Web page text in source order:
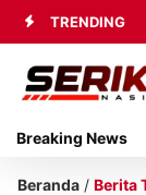
TRENDING
Breaking News
Beranda / Berita